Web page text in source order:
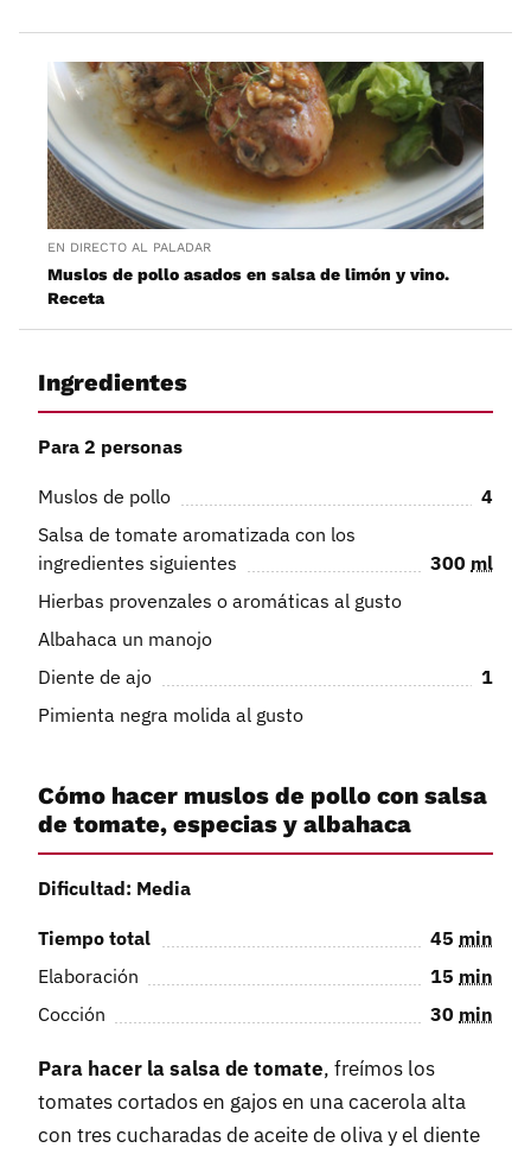
EN DIRECTO AL PALADAR
Muslos de pollo asados en salsa de limón y vino.
Receta
Ingredientes
Para 2 personas
Muslos de pollo
4
Salsa de tomate aromatizada con los
ingredientes siguientes
300 ml
Hierbas provenzales o aromáticas al gusto
Albahaca un manojo
Diente de ajo
1
Pimienta negra molida al gusto
Cómo hacer muslos de pollo con salsa
de tomate, especias y albahaca
Dificultad: Media
Tiempo total 45 min
Elaboración
15 min
Cocción
30 min
Para hacer la salsa de tomate, freímos los
tomates cortados en gajos en una cacerola alta
con tres cucharadas de aceite de oliva y el diente